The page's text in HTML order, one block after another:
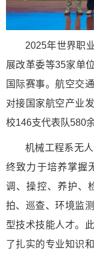
2025年世界职
展改革委等35家单
国际赛事。航空交
对接国家航空产业
校146支代表队580
机械工程系无
终致力于培养掌握
调、操控、养护、
拍、巡查、环境监
型技术技能人才。
了扎实的专业知识